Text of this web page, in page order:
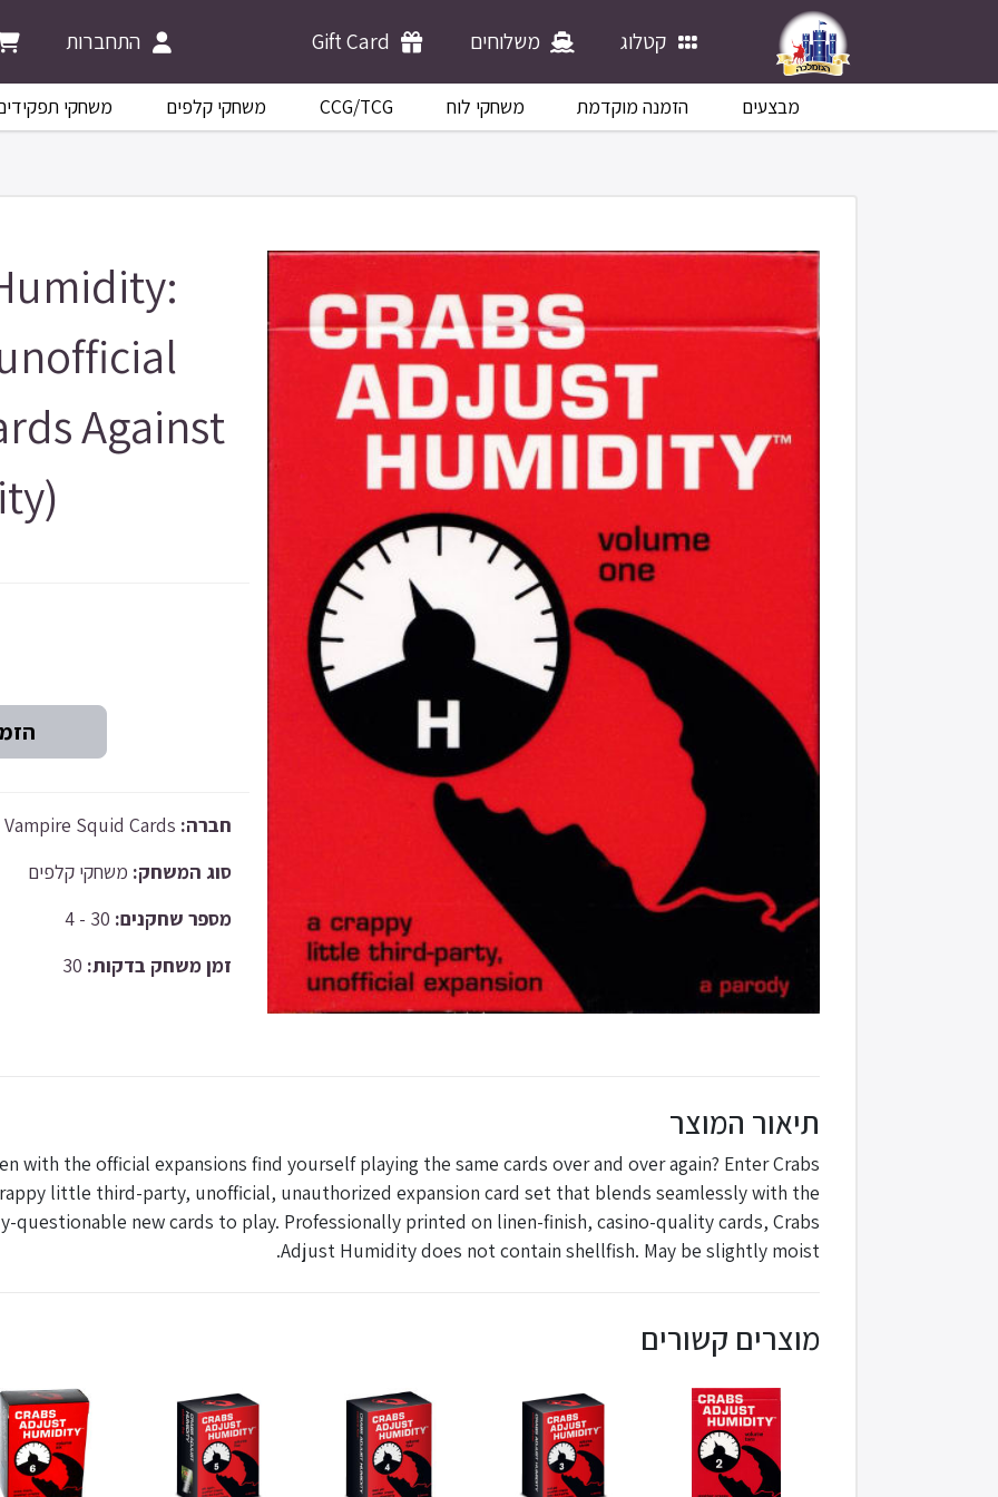
קטלוג משלוחים Gift Card התחברות
מבצעים הזמנה מוקדמת משחקי לוח CCG/TCG משחקי קלפים משחקי
Against
חברה:
סוג המשחק: משחקי קלפים
מספר שחקנים:
זמן משחק בדקות:
תיאור המוצר
with the official expansions find yourself playing the same cards over and over again? Enter Crabs
little third-party, unofficial, unauthorized expansion card set that blends seamlessly with the
questionable new cards to play. Professionally printed on linen-finish, casino-quality cards, Crabs
Adjust Humidity does not contain shellfish. May be slightly moist.
מוצרים קשורים